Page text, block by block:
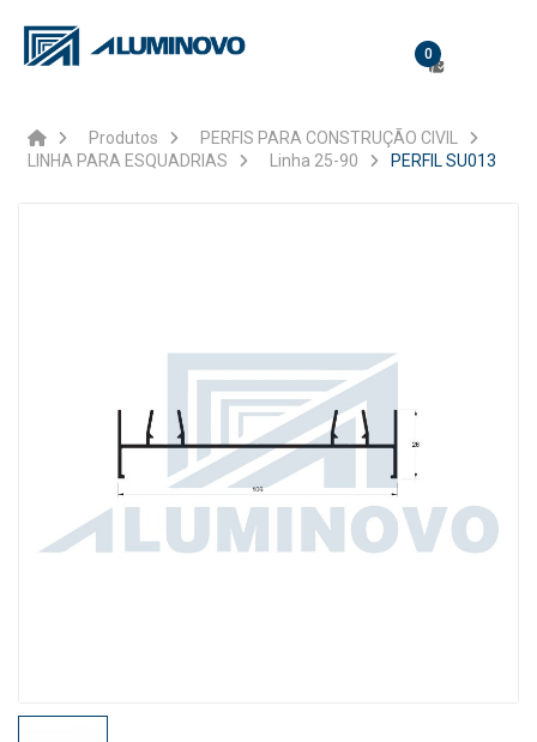
0
Produtos
PERFIS PARA CONSTRUÇÃO CIVIL
LINHA PARA ESQUADRIAS
Linha 25-90 PERFIL SU013